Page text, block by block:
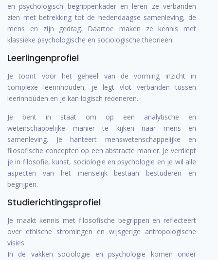
en psychologisch begrippenkader en leren ze verbanden
zien met betrekking tot de hedendaagse samenleving, de
mens en zijn gedrag. Daartoe maken ze kennis met
klassieke psychologische en sociologische theorieën.
Leerlingenprofiel
Je toont voor het geheel van de vorming inzicht in
complexe leerinhouden, je legt vlot verbanden tussen
leerinhouden en je kan logisch redeneren.
Je bent in staat om op een analytische en
wetenschappelijke manier te kijken naar mens en
samenleving. Je hanteert menswetenschappelijke en
filosofische concepten op een abstracte manier. Je verdiept
je in filosofie, kunst, sociologie en psychologie en je wil alle
aspecten van het menselijk bestaan bestuderen en
begrijpen.
Studierichtingsprofiel
Je maakt kennis met filosofische begrippen en reflecteert
over ethische stromingen en wijsgerige antropologische
visies.
In de vakken sociologie en psychologie komen onder